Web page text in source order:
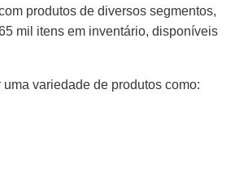
produtos de diversos segmentos,
mil itens em inventário, disponíveis
variedade de produtos como: